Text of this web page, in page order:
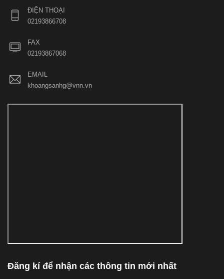
ĐIỆN THOẠI
02193866708
FAX
02193867068
EMAIL
khoangsanhg@vnn.vn
Đăng kí để nhận các thông tin mới nhất